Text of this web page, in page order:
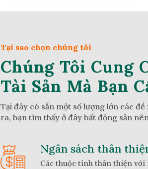
Tại sao chọn chúng tôi
Chúng Tôi Cung
Tài Sản Mà Bạn
Tại đây có sẵn một số lượng lớn các
ra, bạn tìm thấy ở đây bất động sản
Ngân sách thân
Các thuộc tính thân thiện với